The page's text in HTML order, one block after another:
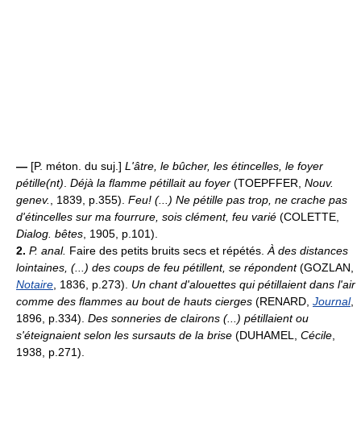
— [P. méton. du suj.] L'âtre, le bûcher, les étincelles, le foyer
pétille(nt) Déjà la flamme pétillait au foyer (TOEPFFER, Nouv.
genev.
, 1839, p.355). Feu! (...) Ne pétille pas trop, ne crache pas
d'étincelles sur ma fourrure, sois clément, feu varié (COLETTE,
Dialog. bêtes , 1905, p.101).
2. P. anal. Faire des petits bruits secs et répétés. À des distances
lointaines, (...) des coups de feu pétillent, se répondent(GOZLAN,
Notaire , 1836, p.273). Un chant d'alouettes qui pétillaient dans l'air
comme des flammes au bout de hauts cierges (RENARD, Journal,
1896, p.334). Des sonneries de clairons (...) pétillaient ou
s'éteignaient selon les sursauts de la brise (DUHAMEL, Cécile
1938, p.271).